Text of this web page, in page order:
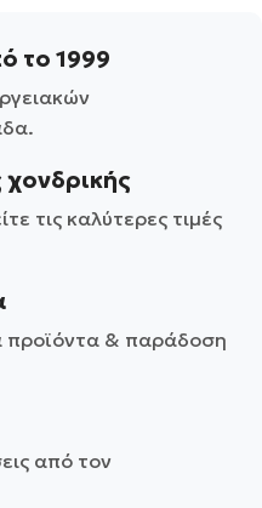
το 1999
χονδρικής
τις καλύτερες τιμές
προϊόντα & παράδοση
από τον